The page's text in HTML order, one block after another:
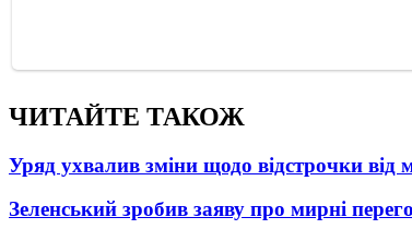
ЧИТАЙТЕ ТАКОЖ
Уряд ухвалив зміни щодо відстрочки від
Зеленський зробив заяву про мирні